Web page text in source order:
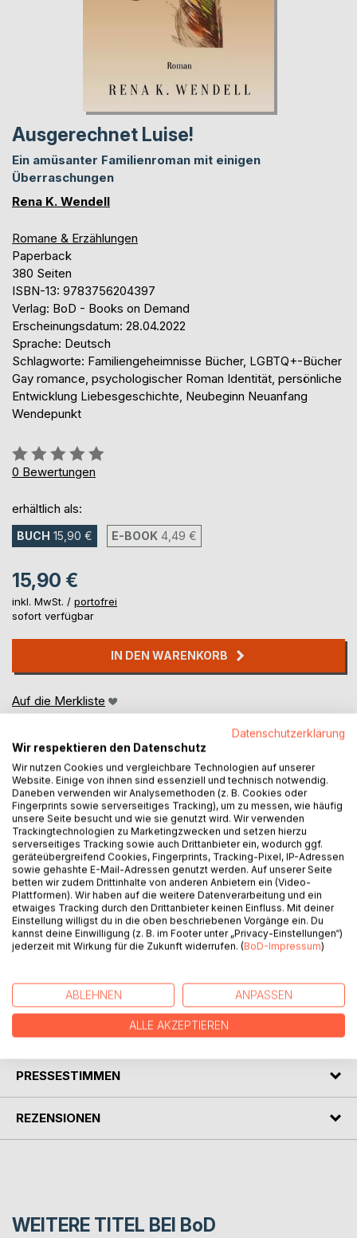
Ausgerechnet Luise!
Ein amüsanter Familienroman mit einigen
Überraschungen
Rena K. Wendell
Romane & Erzählungen
Paperback
380 Seiten
ISBN-13: 9783756204397
Verlag: BoD - Books on Demand
Erscheinungsdatum: 28.04.2022
Sprache: Deutsch
Schlagworte: Familiengeheimnisse Bücher, LGBTQ+-Bücher
Gay romance, psychologischer Roman Identität, persönliche
Entwicklung Liebesgeschichte, Neubeginn Neuanfang
Wendepunkt
Bewertung::
0%
0 Bewertungen
erhältlich als:
BUCH 15,90 € E-BOOK 4,49 €
15,90 €
inkl. MwSt. / portofrei
sofort verfügbar
IN DEN WARENKORB
Auf die Merkliste
BESCHREIBUNG
Die lesbische Alice ist nicht begeistert über den Brandbrief
ihrer betonkatholischen Cousine Luise: Die hat Arbeit und
Bleibe als Pfarrershaushälterin verloren und bittet um
vorübergehenden Unterschlupf. Als einzige Verwandte fühlt
sich Alice moralisch verpflichtet, ihre Cousine trotz über 20
kommt - und zwar mit einigen Geheimnissen im Gepäck...
PRESSESTIMMEN
REZENSIONEN
WEITERE TITEL BEI BoD
Datenschutzerklärung
Wir respektieren den Datenschutz
Wir nutzen Cookies und vergleichbare Technologien auf unserer
Website. Einige von ihnen sind essenziell und technisch notwendig.
Daneben verwenden wir Analysemethoden (z. B. Cookies oder
Fingerprints sowie serverseitiges Tracking), um zu messen, wie häufig
unsere Seite besucht und wie sie genutzt wird. Wir verwenden
Trackingtechnologien zu Marketingzwecken und setzen hierzu
serverseitiges Tracking sowie auch Drittanbieter ein, wodurch ggf.
geräteübergreifend Cookies, Fingerprints, Tracking-Pixel, IP-Adressen
sowie gehashte E-Mail-Adressen genutzt werden. Auf unserer Seite
betten wir zudem Drittinhalte von anderen Anbietern ein (Video-
Plattformen). Wir haben auf die weitere Datenverarbeitung und ein
etwaiges Tracking durch den Drittanbieter keinen Einfluss. Mit deiner
Einstellung willigst du in die oben beschriebenen Vorgänge ein. Du
kannst deine Einwilligung (z. B. im Footer unter „Privacy-Einstellungen“)
jederzeit mit Wirkung für die Zukunft widerrufen. (BoD-Impressum)
ABLEHNEN ANPASSEN
ALLE AKZEPTIEREN